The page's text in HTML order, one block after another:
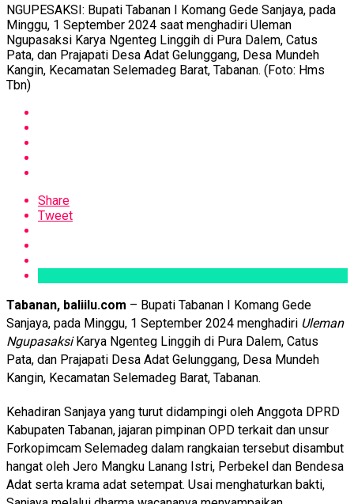
NGUPESAKSI: Bupati Tabanan I Komang Gede Sanjaya, pada
Minggu, 1 September 2024 saat menghadiri Uleman
Ngupasaksi Karya Ngenteg Linggih di Pura Dalem, Catus
Pata, dan Prajapati Desa Adat Gelunggang, Desa Mundeh
Kangin, Kecamatan Selemadeg Barat, Tabanan. (Foto: Hms
Tbn)
Share
Tweet
Tabanan, baliilu.com – Bupati Tabanan I Komang Gede
Sanjaya, pada Minggu, 1 September 2024 menghadiri Uleman
NgupasaksiKarya Ngenteg Linggih di Pura Dalem, Catus
Pata, dan Prajapati Desa Adat Gelunggang, Desa Mundeh
Kangin, Kecamatan Selemadeg Barat, Tabanan.
Kehadiran Sanjaya yang turut didampingi oleh Anggota DPRD
Kabupaten Tabanan, jajaran pimpinan OPD terkait dan unsur
Forkopimcam Selemadeg dalam rangkaian tersebut disambut
hangat oleh Jero Mangku Lanang Istri, Perbekel dan Bendesa
Adat serta krama adat setempat. Usai menghaturkan bakti,